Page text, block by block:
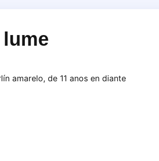
amarelo, de 11 anos en diante